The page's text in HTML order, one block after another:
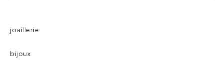
joaillerie
bijoux